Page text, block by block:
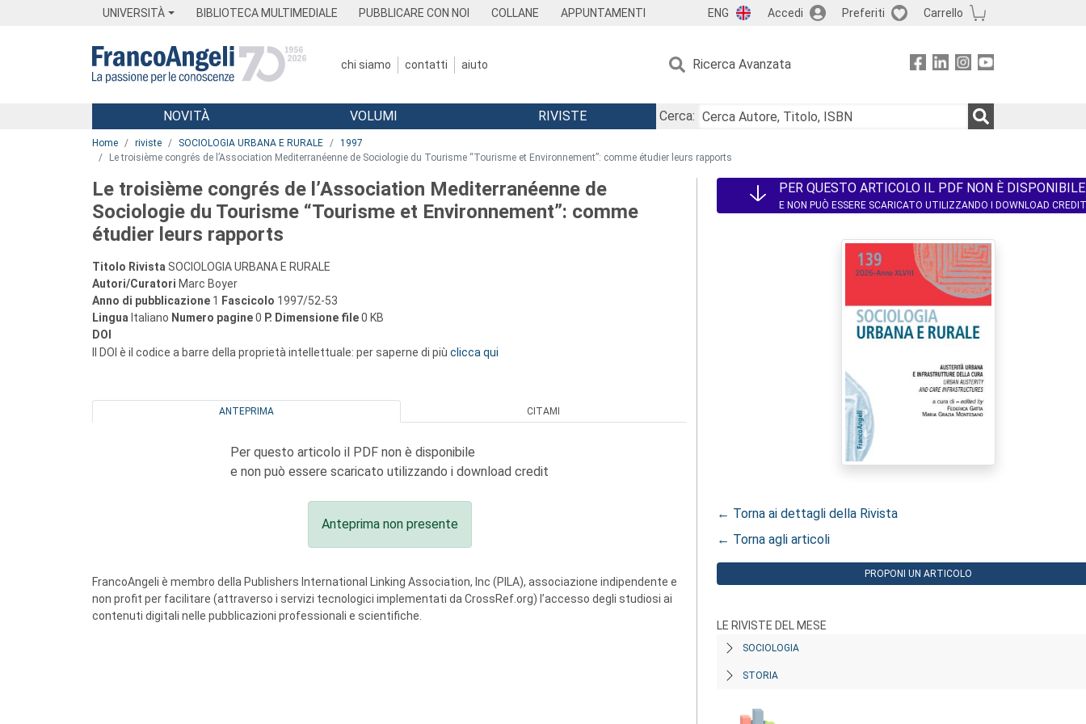
UNIVERSITÀ BIBLIOTECA MULTIMEDIALE PUBBLICARE CON NOI COLLANE APPUNTAMENTI ENG Accedi Preferiti Carrello
chi siamo contatti aiuto Ricerca Avanzata
Menu
NOVITÀ VOLUMI RIVISTE
Cerca:
Home riviste SOCIOLOGIA URBANA E RURALE
1997
Le troisième congrés de l’Association Mediterranéenne de Sociologie du Tourisme “Tourisme et Environnement”: comme étudier leurs rapports
Le troisième congrés de l’Association Mediterranéenne de
Sociologie du Tourisme “Tourisme et Environnement”: comme
étudier leurs rapports
Titolo Rivista SOCIOLOGIA URBANA E RURALE
Autori/Curatori Marc Boyer
Anno di pubblicazione 1 Fascicolo 1997/52-53
Lingua Italiano Numero pagine0 P. Dimensione file0 KB
DOI
Il DOI è il codice a barre della proprietà intellettuale: per saperne di più clicca qui
ANTEPRIMA CITAMI
Per questo articolo il PDF non è disponibile
e non può essere scaricato utilizzando i download credit
Anteprima non presente
FrancoAngeli è membro della Publishers International Linking Association, Inc (PILA), associazione indipendente e
non profit per facilitare (attraverso i servizi tecnologici implementati da CrossRef.org) l’accesso degli studiosi ai
contenuti digitali nelle pubblicazioni professionali e scientifiche.
PER QUESTO ARTICOLO IL PDF NON È DISPONIBILE
E NON PUÒ ESSERE SCARICATO UTILIZZANDO I DOWNLOAD CREDIT
← Torna ai dettagli della Rivista
← Torna agli articoli
PROPONI UN ARTICOLO
LE RIVISTE DEL MESE
SOCIOLOGIA
STORIA